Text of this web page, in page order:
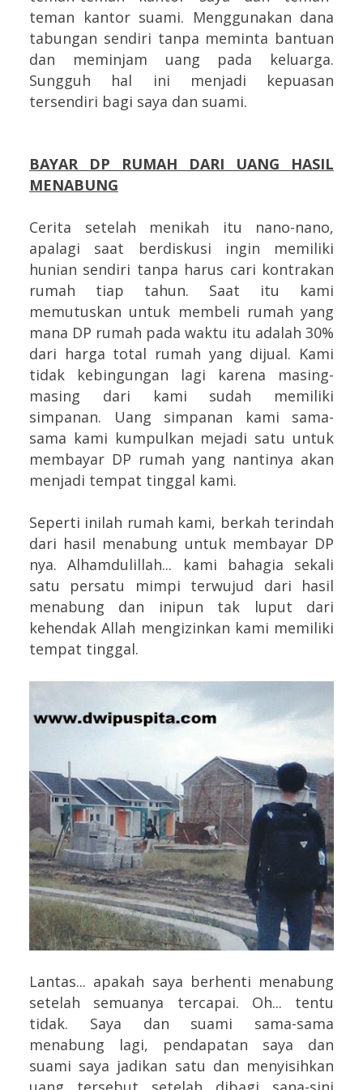
teman kantor suami. Menggunakan dana
tabungan sendiri tanpa meminta bantuan
dan meminjam uang pada keluarga.
Sungguh hal ini menjadi kepuasan
tersendiri bagi saya dan suami.
BAYAR DP RUMAH DARI UANG HASIL
MENABUNG
Cerita setelah menikah itu nano-nano,
apalagi saat berdiskusi ingin memiliki
hunian sendiri tanpa harus cari kontrakan
rumah tiap tahun. Saat itu kami
memutuskan untuk membeli rumah yang
mana DP rumah pada waktu itu adalah 30%
dari harga total rumah yang dijual. Kami
tidak kebingungan lagi karena masing-
masing dari kami sudah memiliki
simpanan. Uang simpanan kami sama-
sama kami kumpulkan mejadi satu untuk
membayar DP rumah yang nantinya akan
menjadi tempat tinggal kami.
Seperti inilah rumah kami, berkah terindah
dari hasil menabung untuk membayar DP
nya. Alhamdulillah... kami bahagia sekali
satu persatu mimpi terwujud dari hasil
menabung dan inipun tak luput dari
kehendak Allah mengizinkan kami memiliki
tempat tinggal.
Lantas... apakah saya berhenti menabung
setelah semuanya tercapai. Oh... tentu
tidak. Saya dan suami sama-sama
menabung lagi, pendapatan saya dan
suami saya jadikan satu dan menyisihkan